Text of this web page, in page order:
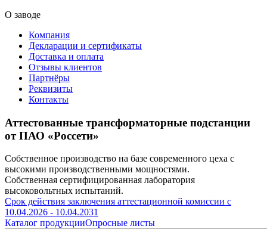
О заводе
Компания
Декларации и сертификаты
Доставка и оплата
Отзывы клиентов
Партнёры
Реквизиты
Контакты
Аттестованные трансформаторные подстанции
от ПАО «Россети»
Собственное производство на базе современного цеха с
высокими производственными мощностями.
Собственная сертифицированная лаборатория
высоковольтных испытаний.
Срок действия заключения аттестационной комиссии с
10.04.2026 - 10.04.2031
Каталог продукцииОпросные листы